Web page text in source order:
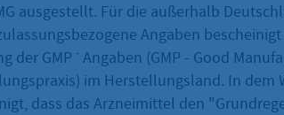
ausgestellt. Für die außerhalb
Angaben
der GMP - Angaben (GMP - Good
im Herstellungsland. In dem
dass das Arzneimittel den